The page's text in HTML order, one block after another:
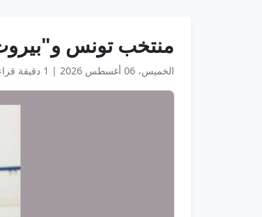
منتخب تونس
الخميس، 06 أغسطس 2026 | 1 دقيقة قراءة